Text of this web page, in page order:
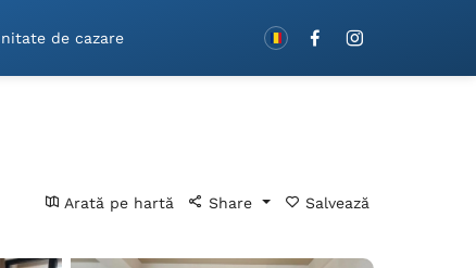
de cazare
Arată pe hartă Share Salvează